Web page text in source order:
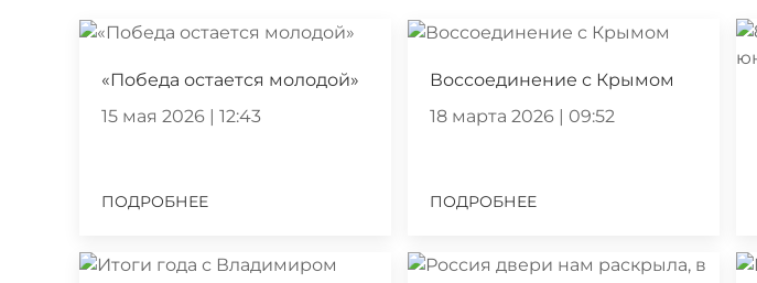
«Победа остается молодой»
15 мая 2026 | 12:43
ПОДРОБНЕЕ
Воссоединение с Крымом
18 марта 2026 | 09:52
ПОДРОБНЕЕ